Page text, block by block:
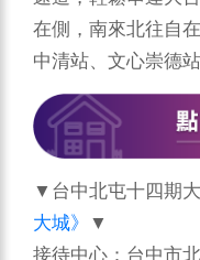
在側，南來北往自
中清站、文心崇德
▼台中北屯十四期
大城》
▼
接待中心：台中市